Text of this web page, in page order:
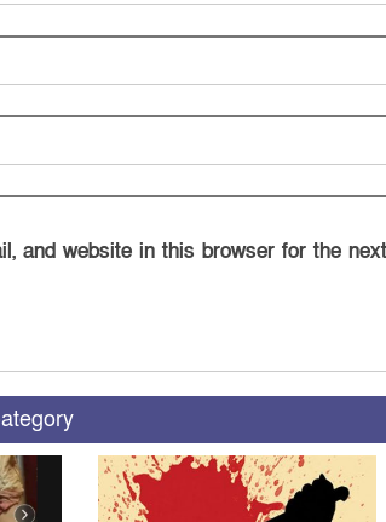
and website in this browser for the